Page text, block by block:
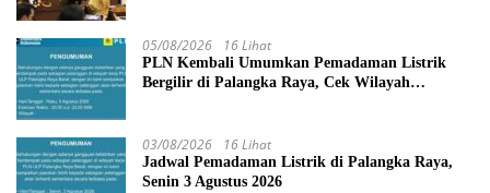
05/08/2026 16 Lihat
PLN Kembali Umumkan Pemadaman Listrik
Bergilir di Palangka Raya, Cek Wilayah
03/08/2026 16 Lihat
Jadwal Pemadaman Listrik di Palangka Raya,
Senin 3 Agustus 2026